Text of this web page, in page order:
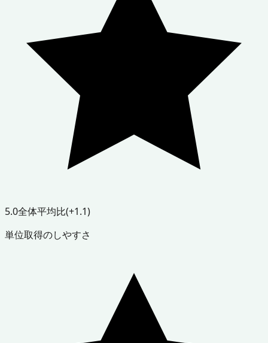
5.0全体平均比(+1.1)
単位取得のしやすさ